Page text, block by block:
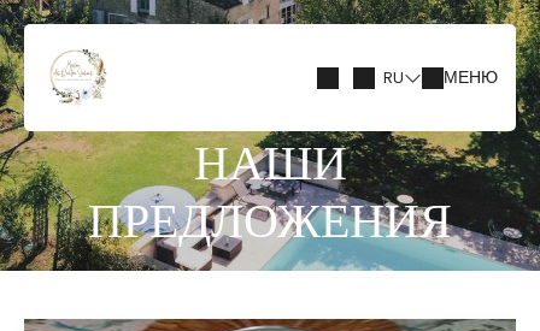
RU МЕНЮ
НАШИ
ПРЕДЛОЖЕНИЯ